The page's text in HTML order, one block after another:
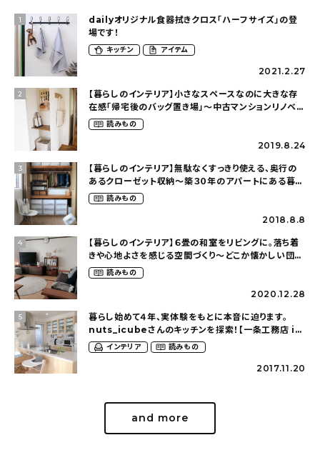
1
dailyオリジナル食器拭きクロス「ハーフサイズ」の登
場です！
キッチン アイテム
2021.2.27
2
【暮らしのインテリア】小さなスペースなのに大きな存
在感「帰宅後のバッグ置き場」～中古マンションリノベー
ションで叶えたコダワリの暮らし（cocoyuko___さ
ん）
読みもの
2019.8.24
3
【暮らしのインテリア】無駄なくすっきり使える、奥行の
あるクローゼット収納〜築３０年のアパートにある暮ら
し（mari_ppe_さん）
読みもの
2018.8.8
4
【暮らしのインテリア】６畳の和室をリビングに。落ち着
きや心地よさを感じる空間づくり〜どこか懐かしい団地
暮らし（fumi4511さん）
読みもの
2020.12.28
5
暮らし始めて４年、実体験をもとに本音に迫ります。
nuts_icubeさんのキッチンを探索！【一条工務店 i-
cube】インテリア 読みもの
2017.11.20
and more